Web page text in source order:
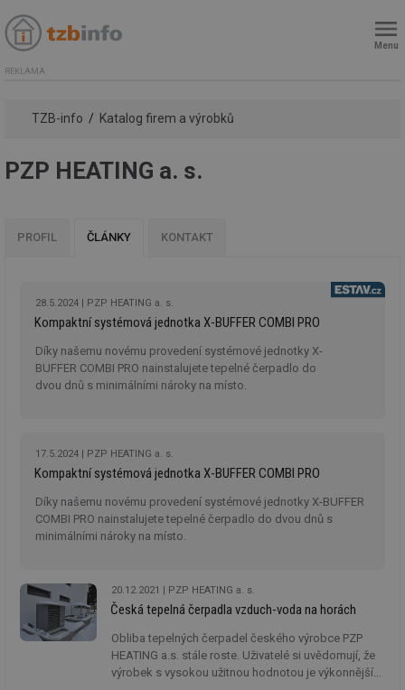
Menu
REKLAMA
TZB-info Katalog firem a výrobků
PZP HEATING a. s.
PROFIL ČLÁNKY KONTAKT
28.5.2024 PZP HEATING a. s.
Kompaktní systémová jednotka X-BUFFER COMBI PRO
Díky našemu novému provedení systémové jednotky X-
BUFFER COMBI PRO nainstalujete tepelné čerpadlo do
dvou dnů s minimálními nároky na místo.
17.5.2024 PZP HEATING a. s.
Kompaktní systémová jednotka X-BUFFER COMBI PRO
Díky našemu novému provedení systémové jednotky X-BUFFER
COMBI PRO nainstalujete tepelné čerpadlo do dvou dnů s
minimálními nároky na místo.
20.12.2021 PZP HEATING a. s.
Česká tepelná čerpadla vzduch-voda na horách
Obliba tepelných čerpadel českého výrobce PZP
HEATING a.s. stále roste. Uživatelé si uvědomují, že
výrobek s vysokou užitnou hodnotou je výkonnější